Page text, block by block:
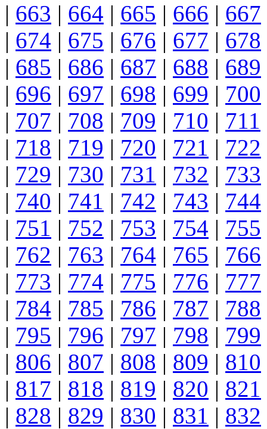
| 663 | 664 | 665 | 666 | 667
| 674 | 675 | 676 | 677 | 678
| 685 | 686 | 687 | 688 | 689
| 696 | 697 | 698 | 699 | 700
| 707 | 708 | 709 | 710 | 711
| 718 | 719 | 720 | 721 | 722
| 729 | 730 | 731 | 732 | 733
| 740 | 741 | 742 | 743 | 744
| 751 | 752 | 753 | 754 | 755
| 762 | 763 | 764 | 765 | 766
| 773 | 774 | 775 | 776 | 777
| 784 | 785 | 786 | 787 | 788
| 795 | 796 | 797 | 798 | 799
| 806 | 807 | 808 | 809 | 810
| 817 | 818 | 819 | 820 | 821
| 828 | 829 | 830 | 831 | 832